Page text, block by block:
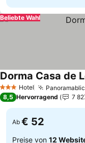
Beliebte Wahl
3 SterneHotel
Dorma Casa de
8,5 Hervorragend 7
Ab € 52
Preise von 12